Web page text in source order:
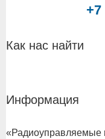
+7
Как нас найти
Информация
«Радиоуправляемые